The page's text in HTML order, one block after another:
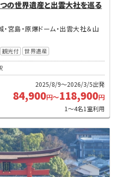
の世界遺産と出雲大社を巡る
宮島・原爆ドーム・出雲大社＆山
観光付 世界遺産
2025/8/9～2026/3/5出発
84,900円～118,900円
1～4名1室利用